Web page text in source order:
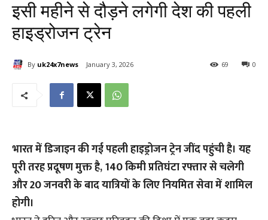
इसी महीने से दौड़ने लगेगी देश की पहली
हाइड्रोजन ट्रेन
By uk24x7news January 3, 2026 0
69
भारत में डिजाइन की गई पहली हाइड्रोजन ट्रेन जींद पहुंची है। यह
पूरी तरह प्रदूषण मुक्त है, 140 किमी प्रतिघंटा रफ्तार से चलेगी
और 20 जनवरी के बाद यात्रियों के लिए नियमित सेवा में शामिल
होगी।